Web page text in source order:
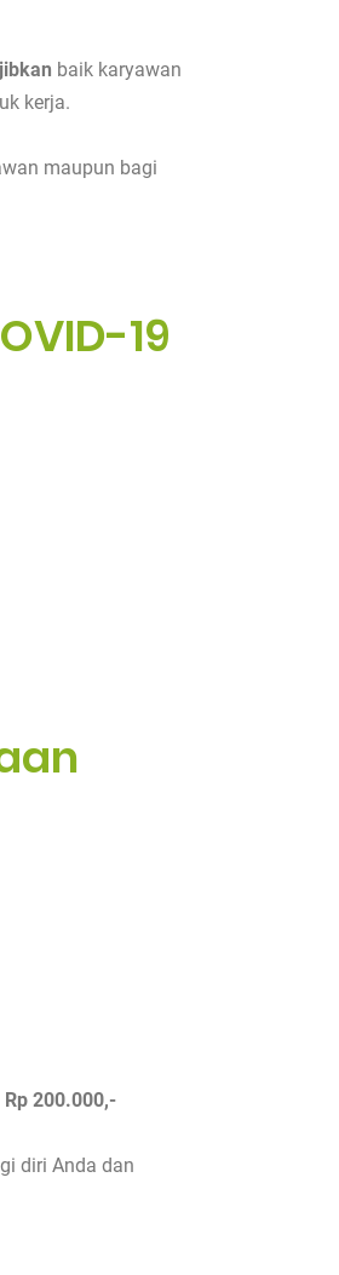
baik karyawan
kerja.
maupun bagi
19
200.000,-
diri Anda dan